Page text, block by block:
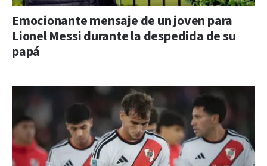
Emocionante mensaje de un joven para
Lionel Messi durante la despedida de su
papá